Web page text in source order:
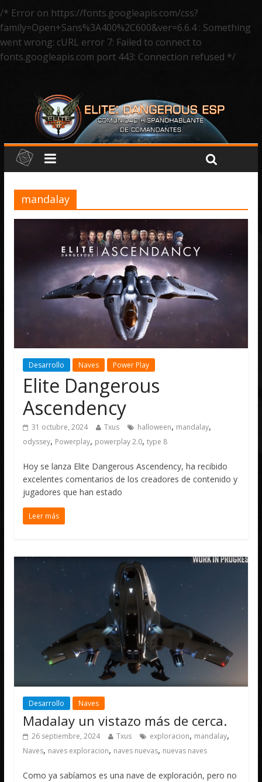
/* Error on https://fonts.googleapis.com/css?
family=Open+Sans%3A400%2C600&ver=6.6.4 : Something
went wrong: cURL error 7: Failed to connect to
fonts.googleapis.com port 443: Connection refused */
mandalay
Desarrollo Naves Power Play
Elite Dangerous
Ascendency
31 octubre, 2024 Txus halloween, mandalay,
odyssey, Powerplay, powerplay 2.0,type 8
Hoy se lanza Elite Dangerous Ascendency, ha recibido
excelentes comentarios de los creadores de contenido y
jugadores que han estado
Leer más
Desarrollo Naves
Madalay un vistazo más de cerca.
26 septiembre, 2024 Txus exploracion, mandalay,
Naves, naves exploracion, naves nuevas, nuevas naves
Como ya sabíamos es una nave de exploración, pero no